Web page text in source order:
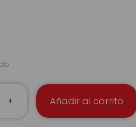
+ Añadir al carrito